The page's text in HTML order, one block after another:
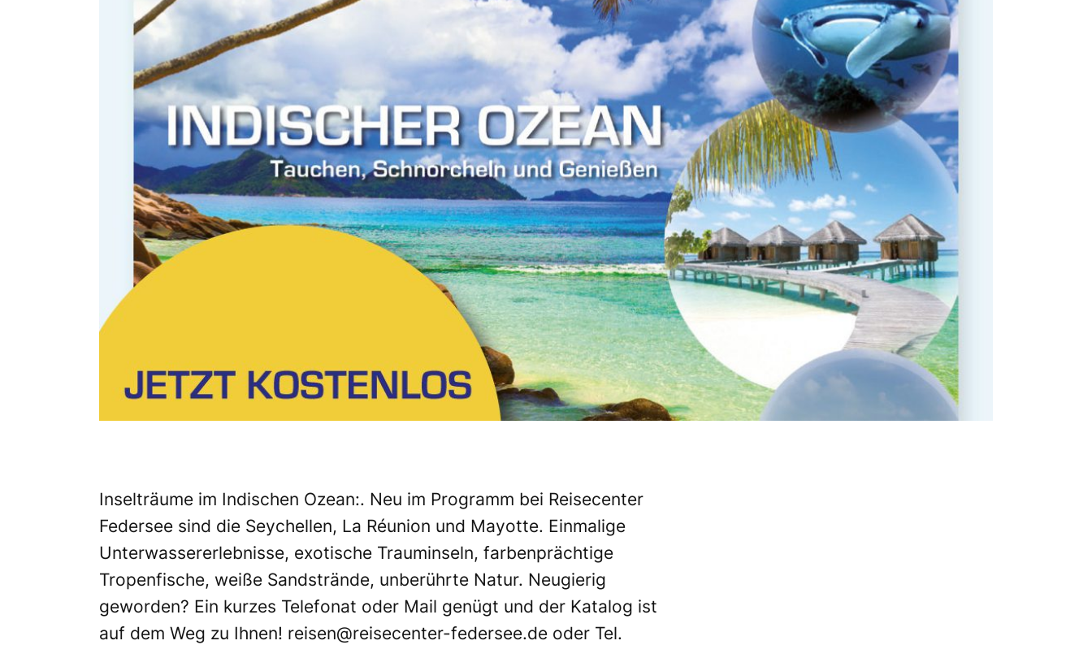
Inselträume im Indischen Ozean:. Neu im Programm bei Reisecenter
Federsee sind die Seychellen, La Réunion und Mayotte. Einmalige
Unterwassererlebnisse, exotische Trauminseln, farbenprächtige
Tropenfische, weiße Sandstrände, unberührte Natur. Neugierig
geworden? Ein kurzes Telefonat oder Mail genügt und der Katalog ist
auf dem Weg zu Ihnen! reisen@reisecenter-federsee.de oder Tel.